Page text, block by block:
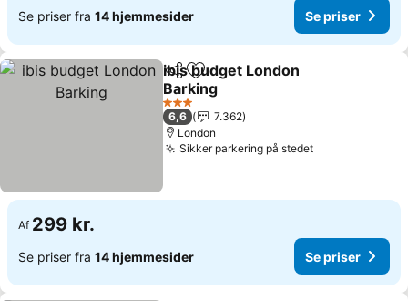
Se priser fra 14 hjemmesider Se priser
Del Føj til favoritter
ibis budget London
Barking
3 Stjerner
6,6
7.362
London
Sikker parkering på stedet
Af 299 kr.
Se priser fra 14 hjemmesider Se priser